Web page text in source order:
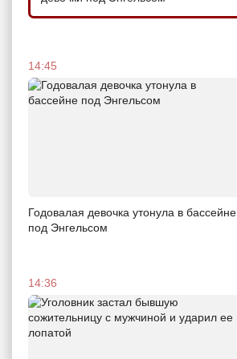
14:45
Годовалая девочка утонула в бассейне
под Энгельсом
14:36